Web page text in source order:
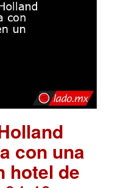
con una
hotel de